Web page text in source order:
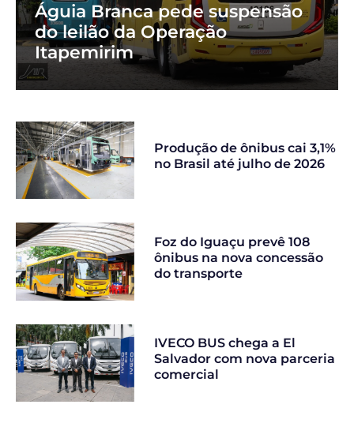
Águia Branca pede suspensão
do leilão da Operação
Itapemirim
Produção de ônibus cai 3,1%
no Brasil até julho de 2026
Foz do Iguaçu prevê 108
ônibus na nova concessão
do transporte
IVECO BUS chega a El
Salvador com nova parceria
comercial